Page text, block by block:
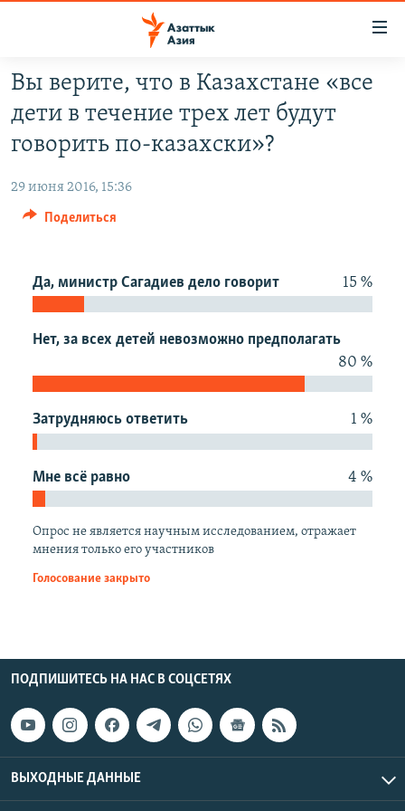
Вернуться
основному
содержанию
Вернутся
главной
навигации
поиску
ЦЕНТРАЛЬНАЯ АЗИЯ
КЫРГЫЗСТАН
УЗБЕКИСТАН
ТАДЖИКИСТАН
НОВОСТИ
ВОЙНА В УКРАИНЕ
НА ДРУГИХ ЯЗЫКАХ
ҚАЗАҚША
ЎЗБЕКЧА
Вы верите, что в Казахстане «все
дети в течение трех лет будут
говорить по-казахски»?
29 июня 2016, 15:36
Поделиться
Да, министр Сагадиев дело говорит 15 %
Нет, за всех детей невозможно предполагать
80 %
Затрудняюсь ответить 1 %
Мне всё равно 4 %
Опрос не является научным исследованием, отражает
мнения только его участников
Голосование закрыто
ПОДПИШИТЕСЬ НА НАС В СОЦСЕТЯХ
ВЫХОДНЫЕ ДАННЫЕ